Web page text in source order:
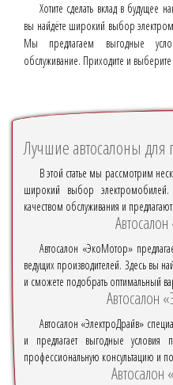
Хотите сделать вклад в будущее
вы найдёте широкий выбор
Мы предлагаем выгодные
обслуживание. Приходите и
Лучшие автосалоны для
В этой статье мы рассмотрим
широкий выбор электромобилей.
качеством обслуживания и
Автосалон «ЭкоМотор»
ведущих производителей. Здесь вы
и сможете подобрать оптимальный
Автосалон
Автосалон «ЭлектроДрайв»
и предлагает выгодные условия
профессиональную консультацию и